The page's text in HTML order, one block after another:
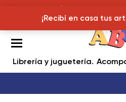
¡Recibí en casa tus
Librería y juguetería
¡Recibí en casa tus